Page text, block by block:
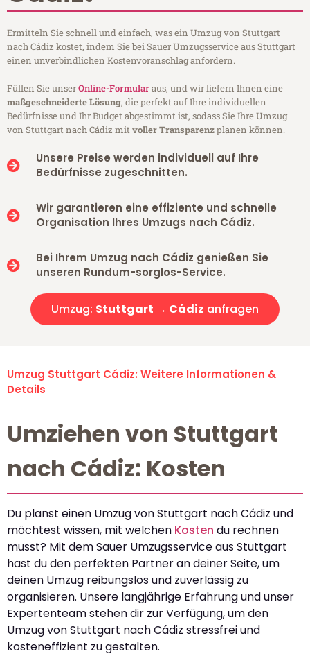
Ermitteln Sie schnell und einfach, was ein Umzug von Stuttgart
nach Cádiz kostet, indem Sie bei Sauer Umzugsservice aus Stuttgart
einen unverbindlichen Kostenvoranschlag anfordern.
Füllen Sie unserOnline-Formularaus, und wir liefern Ihnen eine
maßgeschneiderte Lösung, die perfekt auf Ihre individuellen
Bedürfnisse und Ihr Budget abgestimmt ist, sodass Sie Ihre Umzug
von Stuttgart nach Cádiz mitvoller Transparenzplanen können.
Unsere Preise werden individuell auf Ihre
Bedürfnisse zugeschnitten.
Wir garantieren eine effiziente und schnelle
Organisation Ihres Umzugs nach Cádiz.
Bei Ihrem Umzug nach Cádiz genießen Sie
unseren Rundum-sorglos-Service.
Umzug: Stuttgart → Cádiz anfragen
Umzug Stuttgart Cádiz: Weitere Informationen &
Details
Umziehen von Stuttgart
nach Cádiz: Kosten
Du planst einen Umzug von Stuttgart nach Cádiz und
möchtest wissen, mit welchen Kosten du rechnen
musst? Mit dem Sauer Umzugsservice aus Stuttgart
hast du den perfekten Partner an deiner Seite, um
deinen Umzug reibungslos und zuverlässig zu
organisieren. Unsere langjährige Erfahrung und unser
Expertenteam stehen dir zur Verfügung, um den
Umzug von Stuttgart nach Cádiz stressfrei und
kosteneffizient zu gestalten.